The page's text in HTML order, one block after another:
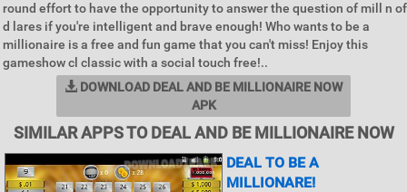
round effort to have the opportunity to answer the question of mill n of
d lares if you're intelligent and brave enough! Who wants to be a
millionaire is a free and fun game that you can't miss! Enjoy this
gameshow cl classic with a social touch free!..
DOWNLOAD DEAL AND BE MILLIONAIRE NOW
APK
SIMILAR APPS TO DEAL AND BE MILLIONAIRE NOW
DEAL TO BE A
MILLIONARE!